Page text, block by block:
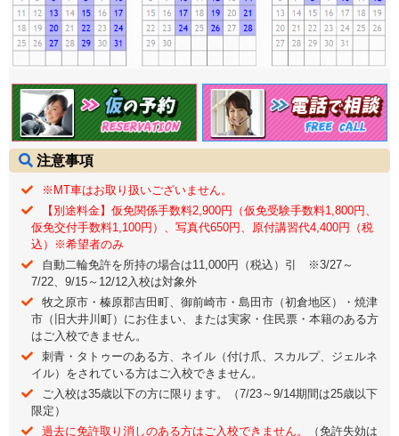
注意事項
※MT車はお取り扱いございません。
【別途料金】仮免関係手数料2,900円（仮免受験手数料1,800円、
仮免交付手数料1,100円）、写真代650円、原付講習代4,400円（税
込）※希望者のみ
自動二輪免許を所持の場合は11,000円（税込）引 ※3/27～
7/22、9/15～12/12入校は対象外
牧之原市・榛原郡吉田町、御前崎市・島田市（初倉地区）・焼津
市（旧大井川町）にお住まい、または実家・住民票・本籍のある方
はご入校できません。
刺青・タトゥーのある方、ネイル（付け爪、スカルプ、ジェルネ
イル）をされている方はご入校できません。
ご入校は35歳以下の方に限ります。（7/23～9/14期間は25歳以下
限定）
過去に免許取り消しのある方はご入校できません。
（免許失効は